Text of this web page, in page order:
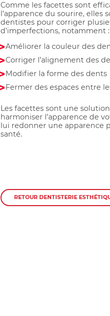
Comme les facettes sont
l’apparence du sourire, elles
dentistes pour corriger
d’imperfections, notamment :
Améliorer la couleur des
Corriger l’alignement des
Modifier la forme des dents
Fermer des espaces entre
Les facettes sont une
harmoniser l’apparence de
lui redonner une apparence
santé.
RETOUR DENTISTERIE